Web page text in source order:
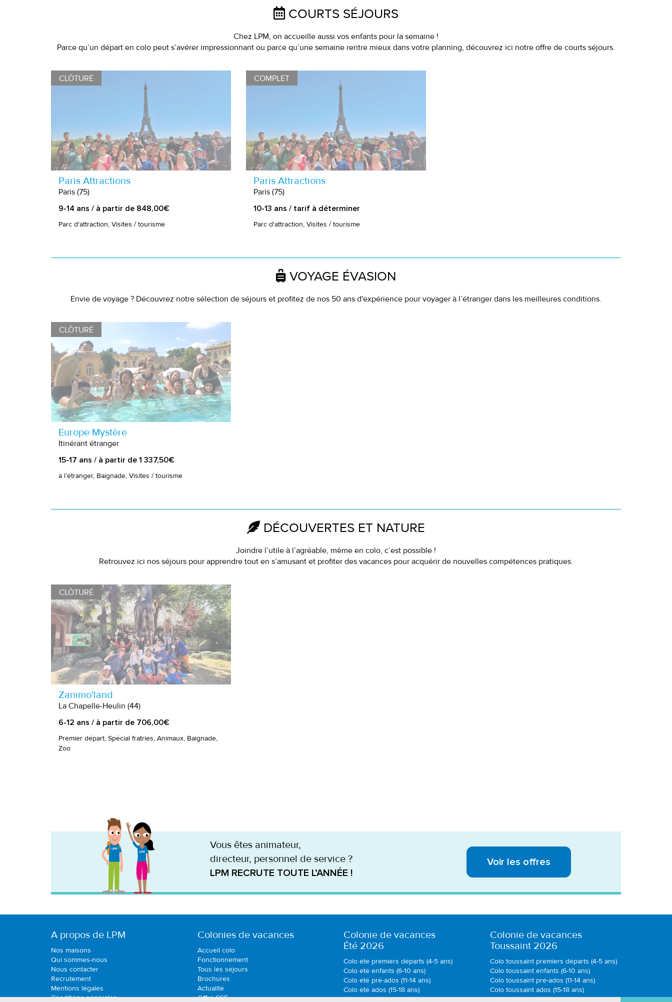
COURTS SÉJOURS
Chez LPM, on accueille aussi vos enfants pour la semaine !
Parce qu’un départ en colo peut s’avérer impressionnant ou parce qu’une semaine rentre mieux dans votre planning, découvrez ici notre offre de courts séjours.
CLÔTURÉ
Paris Attractions
Paris (75)
9-14 ans / à partir de 848,00€
Parc d'attraction, Visites / tourisme
COMPLET
Paris Attractions
Paris (75)
10-13 ans / tarif à déterminer
Parc d'attraction, Visites / tourisme
VOYAGE ÉVASION
Envie de voyage ? Découvrez notre sélection de séjours et profitez de nos 50 ans d'expérience pour voyager à l’étranger dans les meilleures conditions.
CLÔTURÉ
Europe Mystère
Itinérant étranger
15-17 ans / à partir de 1 337,50€
à l’étranger, Baignade, Visites / tourisme
DÉCOUVERTES ET NATURE
Joindre l’utile à l’agréable, même en colo, c’est possible !
Retrouvez ici nos séjours pour apprendre tout en s’amusant et profiter des vacances pour acquérir de nouvelles compétences pratiques.
CLÔTURÉ
Zanimo'land
La Chapelle-Heulin (44)
6-12 ans / à partir de 706,00€
Premier départ, Spécial fratries, Animaux, Baignade,
Zoo
Vous êtes animateur,
directeur, personnel de service ?
LPM RECRUTE TOUTE L’ANNÉE !
Voir les offres
A propos de LPM
Nos maisons
Qui sommes-nous
Nous contacter
Recrutement
Mentions légales
Conditions générales
Colonies de vacances
Accueil colo
Fonctionnement
Tous les séjours
Brochures
Actualité
Offre CSE
Colonie de vacances
Été 2026
Colo été premiers départs (4-5 ans)
Colo été enfants (6-10 ans)
Colo été pré-ados (11-14 ans)
Colo été ados (15-18 ans)
Colonie de vacances
Toussaint 2026
Colo toussaint premiers départs (4-5 ans)
Colo toussaint enfants (6-10 ans)
Colo toussaint pré-ados (11-14 ans)
Colo toussaint ados (15-18 ans)